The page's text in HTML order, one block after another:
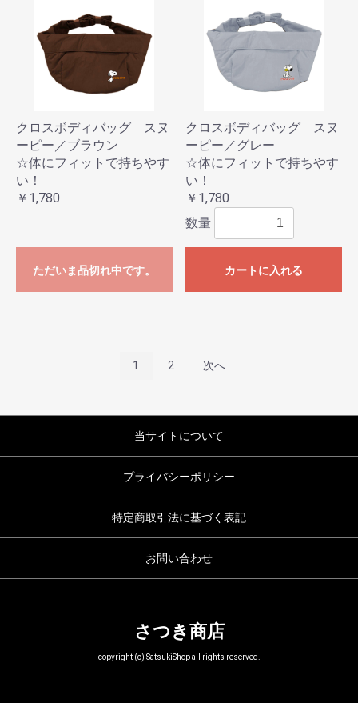
クロスボディバッグ スヌ
ーピー／ブラウン
☆体にフィットで持ちやす
い！
￥1,780
ただいま品切れ中です。
クロスボディバッグ スヌ
ーピー／グレー
☆体にフィットで持ちやす
い！
￥1,780
数量
カートに入れる
1 2 次へ
当サイトについて
プライバシーポリシー
特定商取引法に基づく表記
お問い合わせ
さつき商店
copyright (c) SatsukiShop all rights reserved.